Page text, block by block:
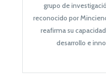
grupo de
reconocido por
reafirma su
desarrollo e